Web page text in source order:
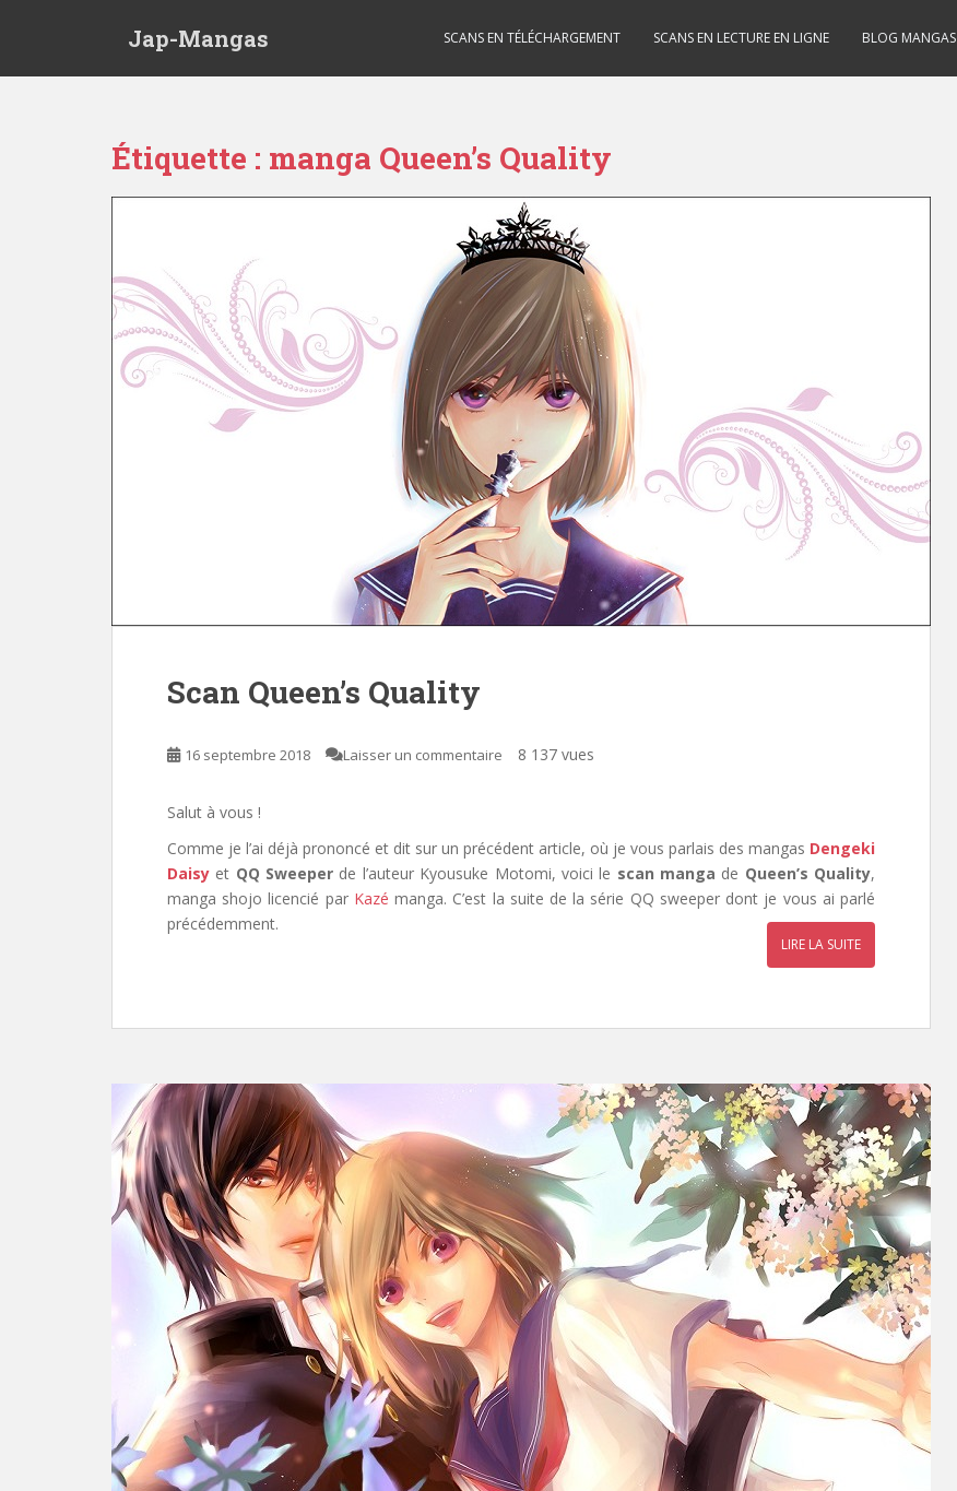
Jap-Mangas SCANS EN TÉLÉCHARGEMENT SCANS EN LECTURE EN LIGNE BLOG MANGAS
Étiquette : manga Queen’s Quality
Scan Queen’s Quality
16 septembre 2018 Laisser un commentaire 8 137 vues
Salut à vous !
Comme je l’ai déjà prononcé et dit sur un précédent article, où je vous parlais des mangas Dengeki
Daisy et QQ Sweeper de l’auteur Kyousuke Motomi, voici le scan manga de Queen’s Quality,
manga shojo licencié par Kazé manga. C’est la suite de la série QQ sweeper dont je vous ai parlé
précédemment.
LIRE LA SUITE